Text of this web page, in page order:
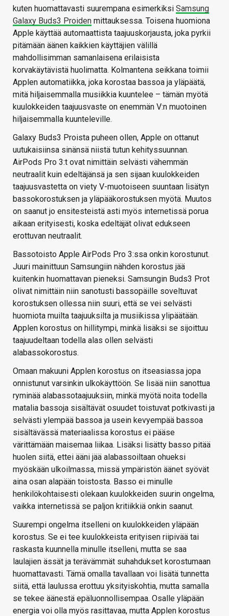
kuten huomattavasti suurempana esimerkiksi Samsung
Galaxy Buds3 Proiden mittauksessa. Toisena huomiona
Apple käyttää automaattista taajuuskorjausta, joka pyrkii
pitämään äänen kaikkien käyttäjien välillä
mahdollisimman samanlaisena erilaisista
korvakäytävistä huolimatta. Kolmantena seikkana toimii
Applen automatiikka, joka korostaa bassoa ja yläpäätä,
mitä hiljaisemmalla musiikkia kuuntelee – tämän myötä
kuulokkeiden taajuusvaste on enemmän V:n muotoinen
hiljaisemmalla kuunteleville.
Galaxy Buds3 Proista puheen ollen, Apple on ottanut
uutukaisiinsa sinänsä niistä tutun kehityssuunnan.
AirPods Pro 3:t ovat nimittäin selvästi vähemmän
neutraalit kuin edeltäjänsä ja sen sijaan kuulokkeiden
taajuusvastetta on viety V-muotoiseen suuntaan lisätyn
bassokorostuksen ja yläpääkorostuksen myötä. Muutos
on saanut jo ensitesteistä asti myös internetissä porua
aikaan erityisesti, koska edeltäjät olivat edukseen
erottuvan neutraalit.
Bassotoisto Apple AirPods Pro 3:ssa onkin korostunut.
Juuri mainittuun Samsungiin nähden korostus jää
kuitenkin huomattavan pieneksi. Samsungin Buds3 Prot
olivat nimittäin niin sanotusti bassopäille soveltuvat
korostuksen ollessa niin suuri, että se vei selvästi
huomiota muilta taajuuksilta ja musiikissa ylipäätään.
Applen korostus on hillitympi, minkä lisäksi se sijoittuu
taajuudeltaan todella alas ollen selvästi
alabassokorostus.
Omaan makuuni Applen korostus on itseasiassa jopa
onnistunut varsinkin ulkokäyttöön. Se lisää niin sanottua
ryminää alabassotaajuuksiin, minkä myötä noita todella
matalia bassoja sisältävät osuudet toistuvat potkivasti ja
selvästi ylempää bassoa ja usein kevyempää bassoa
sisältävässä materiaalissa korostus ei pääse
värittämään maisemaa liikaa. Lisäksi lisätty basso pitää
huolen siitä, ettei ääni jää alabassoiltaan ohueksi
myöskään ulkoilmassa, missä ympäristön äänet syövät
aina osan alapään toistosta. Basso ei minulle
henkilökohtaisesti olekaan kuulokkeiden suurin ongelma,
vaikka internetissä se paljon kritiikkiä onkin saanut.
Suurempi ongelma itselleni on kuulokkeiden yläpään
korostus. Se ei tee kuulokkeista erityisen riipivää tai
raskasta kuunnella minulle itselleni, mutta se saa
laulajien ässät ja terävämmät suhahdukset korostumaan
huomattavasti. Tämä omalla tavallaan voi lisätä tunnetta
siitä, että laulussa erottuu yksityiskohtia, mutta samalla
se tekee äänestä epäluonnollisempaa. Osalle yläpään
energia voi olla myös rasittavaa, mutta Applen korostus